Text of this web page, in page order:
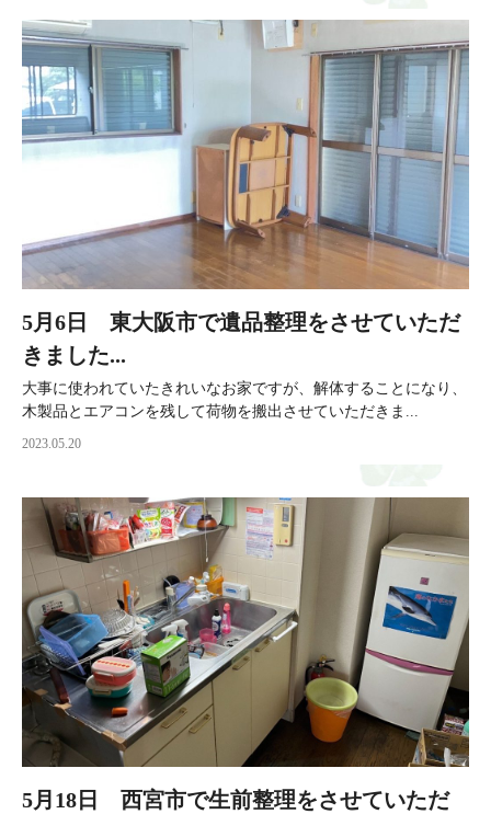
5月6日 東大阪市で遺品整理をさせていただ
きました...
大事に使われていたきれいなお家ですが、解体することになり、
木製品とエアコンを残して荷物を搬出させていただきま...
2023.05.20
5月18日 西宮市で生前整理をさせていただ